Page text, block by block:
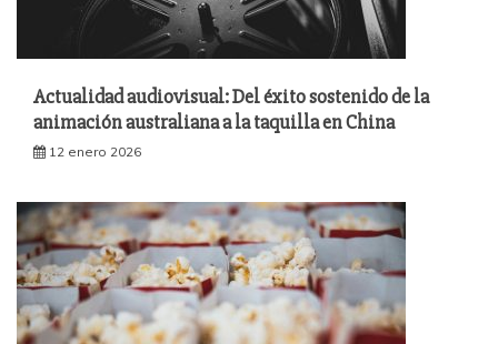
Actualidad audiovisual: Del éxito sostenido de la
animación australiana a la taquilla en China
12 enero 2026